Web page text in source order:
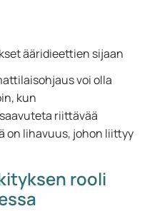
ääridieettien sijaan
voi olla
kun
riittävää
on lihavuus, johon liittyy
rooli